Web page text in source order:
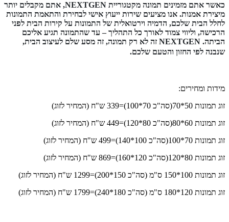
כאשר אתם מזמינים תמונה מקטגוריית NEXTGEN, אתם מקבלים יותר
מיצירת אמנות. אנו מציעים שירות ייעוץ אישי לבחירת והתאמת התמונות
לחלל הבית שלכם, הדמיה וירטואלית של התמונות על קירות הבית לפני
הרכישה, וליווי צמוד לאורך כל התהליך – עד שהתמונה תגיע אליכם
הביתה. NEXTGEN זה לא רק תמונה, זה מסע שלם לעיצוב הבית,
שנבנה לפי החזון והטעם שלכם.
מידות ומחירים:
זוג תמונות 50*70(סה"כ 70*100)=339 ש"ח (המחיר לזוג)
זוג תמונות 60*80(סה"כ 80*120)=449 ש"ח (המחיר לזוג)
זוג תמונות 70*100(סה"כ 100*140)=499 ש"ח (המחיר לזוג)
זוג תמונות 80*120(סה"כ 120*160)=869 ש"ח (המחיר לזוג)
זוג תמונות 100*150 ס"מ (סה"כ 150*200)=1299 ש"ח (המחיר לזוג)
זוג תמונות 120*180 ס"מ (סה"כ 180*240)=1799
ש"ח (המחיר לזוג)